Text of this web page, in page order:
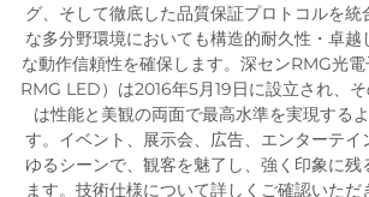
グ、そして徹底した品質保証プロトコルを
な多分野環境においても構造的耐久性・卓越
な動作信頼性を確保します。深センRMG光電
RMG LED）は2016年5月19日に設立され、
は性能と美観の両面で最高水準を実現する
す。イベント、展示会、広告、エンターテイ
ゆるシーンで、観客を魅了し、強く印象に残
ます。技術仕様について詳しくご確認いた